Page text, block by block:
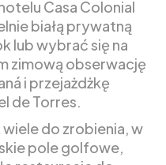
Casa Colonial
białą prywatną
lub wybrać się na
zimową obserwację
i przejażdżkę
de Torres.
do zrobienia, w
pole golfowe,